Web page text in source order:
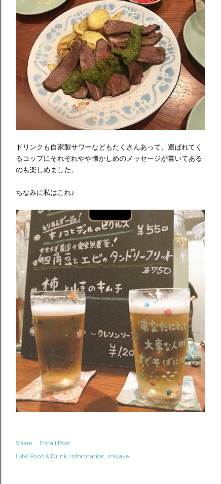
ドリンクも自家製サワーなどもたくさんあって、運ばれてく
るコップにそれぞれやや懐かしめのメッセージが書いてある
のも楽しめました。
ちなみに私はこれ♪
Share Email Post
Label Food & Drink Information miyake